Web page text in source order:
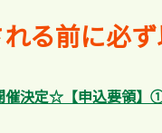
る前に必ず
決定☆【申込要領】